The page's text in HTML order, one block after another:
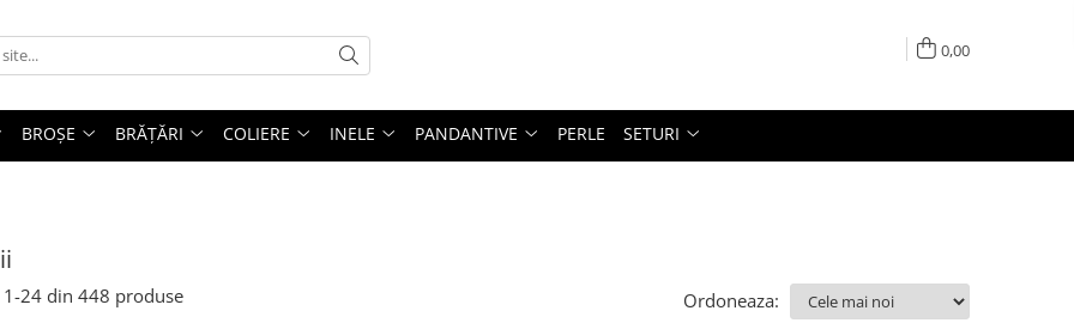
0,00
BROȘE BRĂȚĂRI COLIERE INELE PANDANTIVE PERLE SETURI
1-24 din 448 produse Ordoneaza: